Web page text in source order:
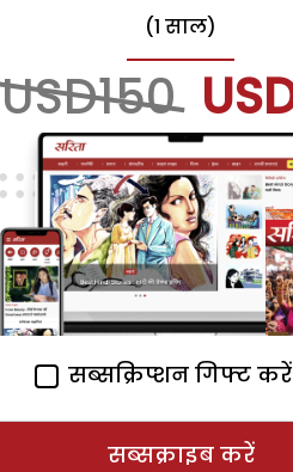
(1 साल)
USD150
सब्सक्रिप्शन गिफ्ट करें
सब्सक्राइब करें